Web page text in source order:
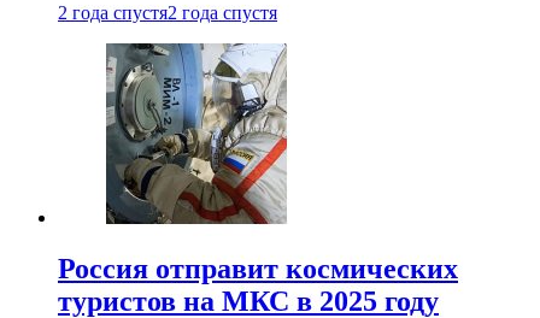
2 года спустя2 года спустя
Россия отправит космических
туристов на МКС в 2025 году